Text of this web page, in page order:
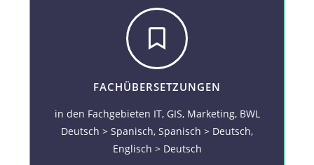
FACHÜBERSETZUNGEN
in den Fachgebieten IT, GIS, Marketing, BWL
Deutsch > Spanisch, Spanisch > Deutsch,
Englisch > Deutsch